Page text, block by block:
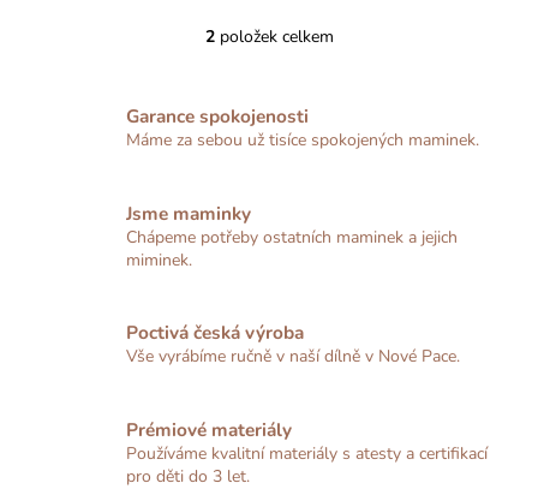
O
á
d
í
k
y
ý
p
i
2položek celkem
Garance spokojenosti
Máme za sebou už tisíce spokojených maminek.
Jsme maminky
Chápeme potřeby ostatních maminek a jejich
miminek.
Poctivá česká výroba
Vše vyrábíme ručně v naší dílně v Nové Pace.
Prémiové materiály
Používáme kvalitní materiály s atesty a certifikací
pro děti do 3 let.